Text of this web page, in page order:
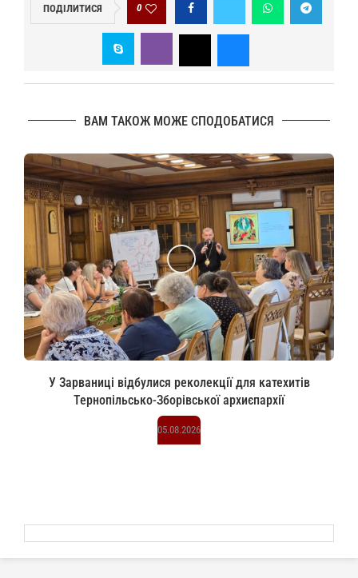
ПОДІЛИТИСЯ 0
ВАМ ТАКОЖ МОЖЕ СПОДОБАТИСЯ
У Зарваниці відбулися реколекції для катехитів
Тернопільсько-Зборівської архиєпархії
05.08.2026